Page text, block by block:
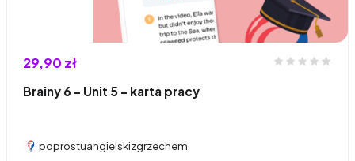
29,90 zł
Brainy 6 – Unit 5 – karta pracy
poprostuangielskizgrzechem